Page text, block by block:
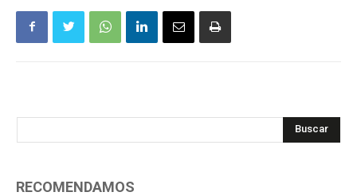
Buscar
RECOMENDAMOS